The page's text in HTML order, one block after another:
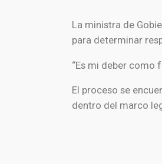
La ministra de
para determinar
“Es mi deber como
El proceso se
dentro del marco